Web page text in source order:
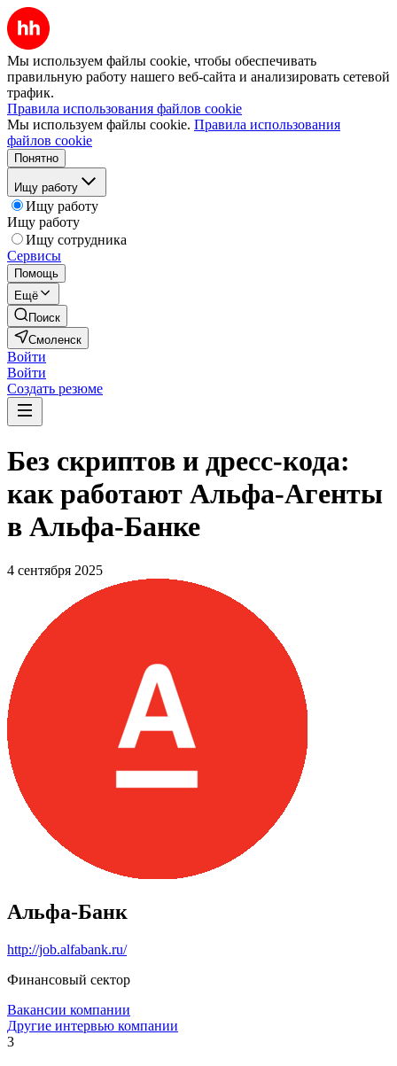
Мы используем файлы cookie, чтобы обеспечивать
правильную работу нашего веб-сайта и анализировать сетевой
трафик.
Правила использования файлов cookie
Мы используем файлы cookie. Правила использования
файлов cookie
Понятно
Ищу работу
Ищу работу
Ищу работу
Ищу сотрудника
Сервисы
Помощь
Ещё
Поиск
Смоленск
Войти
Войти
Создать резюме
Без скриптов и дресс-кода:
как работают Альфа-Агенты
в Альфа-Банке
4 сентября 2025
Альфа-Банк
http://job.alfabank.ru/
Финансовый сектор
Вакансии компании
Другие интервью компании
3